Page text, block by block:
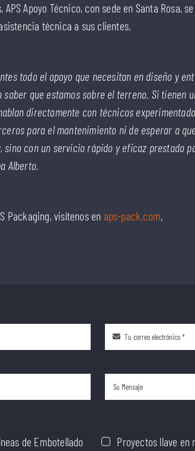
Apoyo Técnico, con sede en Santa Rosa,
técnica a sus clientes.
todo el apoyo que necesitan en diseño y
que estamos sobre el terreno. Si tienen
directamente con técnicos
para el mantenimiento ni de esperar a
sino con un servicio rápido y eficaz prestado
Alberto.
Packaging, visítenos en aps-pack.com.
de Embotellado Proyectos llave en